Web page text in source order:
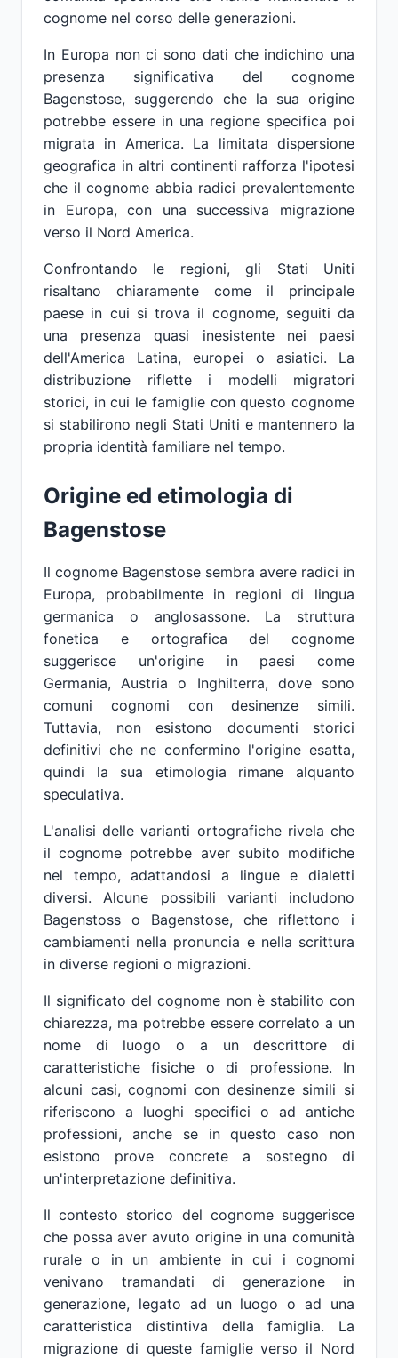
cognome nel corso delle generazioni.
In Europa non ci sono dati che indichino una
presenza significativa del cognome
Bagenstose, suggerendo che la sua origine
potrebbe essere in una regione specifica poi
migrata in America. La limitata dispersione
geografica in altri continenti rafforza l'ipotesi
che il cognome abbia radici prevalentemente
in Europa, con una successiva migrazione
verso il Nord America.
Confrontando le regioni, gli Stati Uniti
risaltano chiaramente come il principale
paese in cui si trova il cognome, seguiti da
una presenza quasi inesistente nei paesi
dell'America Latina, europei o asiatici. La
distribuzione riflette i modelli migratori
storici, in cui le famiglie con questo cognome
si stabilirono negli Stati Uniti e mantennero la
propria identità familiare nel tempo.
Origine ed etimologia di
Bagenstose
Il cognome Bagenstose sembra avere radici in
Europa, probabilmente in regioni di lingua
germanica o anglosassone. La struttura
fonetica e ortografica del cognome
suggerisce un'origine in paesi come
Germania, Austria o Inghilterra, dove sono
comuni cognomi con desinenze simili.
Tuttavia, non esistono documenti storici
definitivi che ne confermino l'origine esatta,
quindi la sua etimologia rimane alquanto
speculativa.
L'analisi delle varianti ortografiche rivela che
il cognome potrebbe aver subito modifiche
nel tempo, adattandosi a lingue e dialetti
diversi. Alcune possibili varianti includono
Bagenstoss o Bagenstose, che riflettono i
cambiamenti nella pronuncia e nella scrittura
in diverse regioni o migrazioni.
Il significato del cognome non è stabilito con
chiarezza, ma potrebbe essere correlato a un
nome di luogo o a un descrittore di
caratteristiche fisiche o di professione. In
alcuni casi, cognomi con desinenze simili si
riferiscono a luoghi specifici o ad antiche
professioni, anche se in questo caso non
esistono prove concrete a sostegno di
un'interpretazione definitiva.
Il contesto storico del cognome suggerisce
che possa aver avuto origine in una comunità
rurale o in un ambiente in cui i cognomi
venivano tramandati di generazione in
generazione, legato ad un luogo o ad una
caratteristica distintiva della famiglia. La
migrazione di queste famiglie verso il Nord